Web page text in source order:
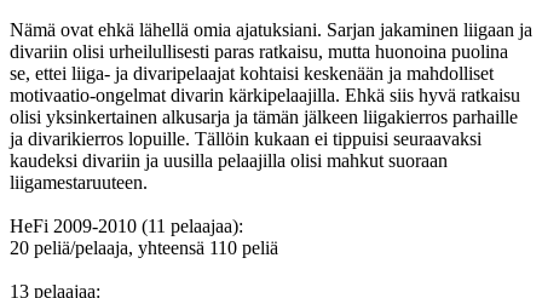
Nämä ovat ehkä lähellä omia ajatuksiani. Sarjan jakaminen liigaan ja
divariin olisi urheilullisesti paras ratkaisu, mutta huonoina puolina
se, ettei liiga- ja divaripelaajat kohtaisi keskenään ja mahdolliset
motivaatio-ongelmat divarin kärkipelaajilla. Ehkä siis hyvä ratkaisu
olisi yksinkertainen alkusarja ja tämän jälkeen liigakierros parhaille
ja divarikierros lopuille. Tällöin kukaan ei tippuisi seuraavaksi
kaudeksi divariin ja uusilla pelaajilla olisi mahkut suoraan
liigamestaruuteen.
HeFi 2009-2010 (11 pelaajaa):
20 peliä/pelaaja, yhteensä 110 peliä
13 pelaajaa: